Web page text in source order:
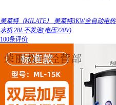
美莱特（MILATE） 美莱特3KW全自动电
水机 28L不发泡(电压220V)
100条评价